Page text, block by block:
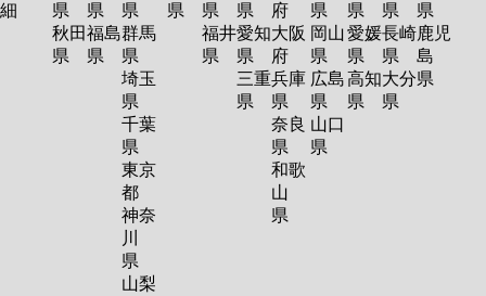
細
県
秋田
県
県
福島
県
県
群馬
県
埼玉
県
千葉
県
東京
都
神奈
川
県
山梨
県 県
福井
県
県
愛知
県
三重
県
府
大阪
府
兵庫
県
奈良
県
和歌
山
県
県
岡山
県
広島
県
山口
県
県
愛媛
県
高知
県
県
長崎
県
大分
県
県
鹿児
島
県